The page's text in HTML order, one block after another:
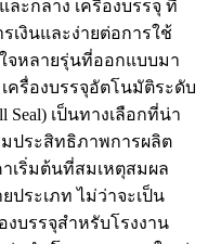
ะกลาง เครื่องบรรจุ ที่
เงินและง่ายต่อการใช้
จหลายรุ่นที่ออกแบบมา
ครื่องบรรจุอัตโนมัติระดับ
Seal) เป็นทางเลือกที่น่า
มประสิทธิภาพการผลิต
เริ่มต้นที่สมเหตุสมผล
ระเภท ไม่ว่าจะเป็น
งบรรจุสำหรับโรงงาน